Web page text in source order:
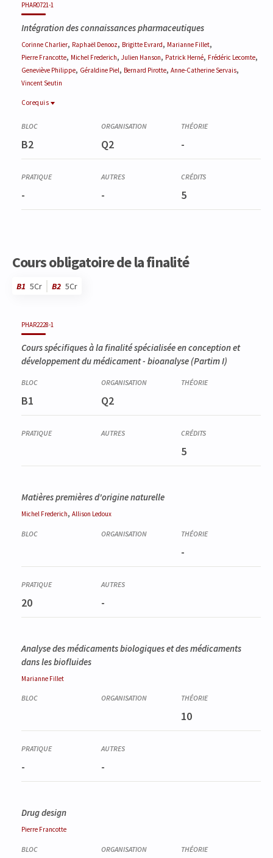
PHAR0721-1
Intégration des connaissances pharmaceutiques
Corinne Charlier, Raphaël Denooz, Brigitte Evrard, Marianne Fillet,
Pierre Francotte, Michel Frederich, Julien Hanson, Patrick Herné, Frédéric Lecomte,
Geneviève Philippe, Géraldine Piel, Bernard Pirotte, Anne-Catherine Servais,
Vincent Seutin
Corequis
Stage officinal et travail de fin d'études
B2 Q2 -
- - 5
Cours obligatoire de la finalité
B1 5Cr B2 5Cr
PHAR2228-1
Cours spécifiques à la finalité spécialisée en conception et
développement du médicament - bioanalyse (Partim I)
B1 Q2
5
Matières premières d'origine naturelle
Michel Frederich, Allison Ledoux
-
20 -
Analyse des médicaments biologiques et des médicaments
dans les biofluides
Marianne Fillet
10
- -
Drug design
Pierre Francotte